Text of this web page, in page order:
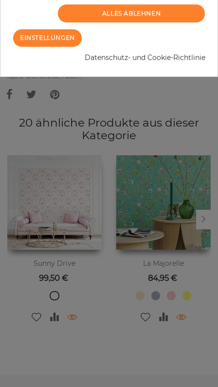
IN DEN WARENKORB
MUSTER BESTELLEN
Bitte bedenken Sie, dass es aufgrund unterschiedlicher
Bildschirmeinstellungen zu Abweichungen vom Originalfarbton leicht
Tapete und nicht die Farben.
20 ähnliche Produkte aus dieser
Kategorie
Sunny Drive
Preis
99,50 €
La Majorelle
Preis
84,95 €
ALLES ABLEHNEN
EINSTELLUNGEN
Datenschutz- und Cookie-Richtlinie